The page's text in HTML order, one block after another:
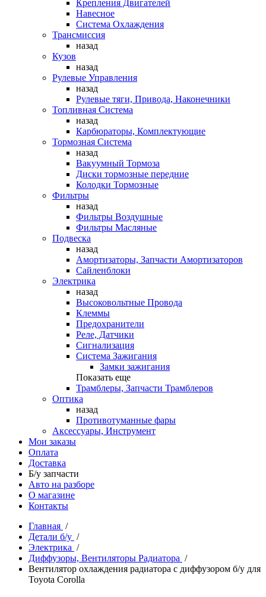
Крепления Двигателей
Навесное
Система Охлаждения
Трансмиссия
назад
Кузов
назад
Рулевые Управления
назад
Рулевые тяги, Привода, Наконечники
Топливная Система
назад
Карбюраторы, Комплектующие
Тормозная Система
назад
Вакуумный Тормоза
Диски тормозные передние
Колодки Тормозные
Фильтры
назад
Фильтры Воздушные
Фильтры Масляные
Подвеска
назад
Амортизаторы, Запчасти Амортизаторов
Сайленблоки
Электрика
назад
Высоковольтные Провода
Клеммы
Предохранители
Реле, Датчики
Сигнализация
Система Зажигания
Замки зажигания
Показать еще
Трамблеры, Запчасти Трамблеров
Оптика
назад
Противотуманные фары
Аксессуары, Инструмент
Мои заказы
Оплата
Доставка
Б/у запчасти
Авто на разборе
О магазине
Контакты
Главная /
Детали б/у /
Электрика /
Диффузоры, Вентиляторы Радиатора /
Вентилятор охлаждения радиатора с диффузором б/у для
Toyota Corolla